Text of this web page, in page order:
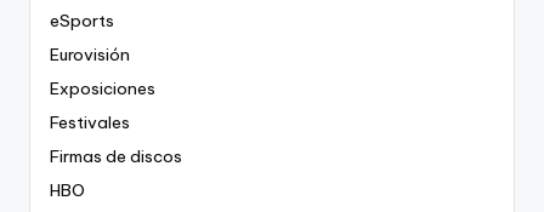
eSports
Eurovisión
Exposiciones
Festivales
Firmas de discos
HBO